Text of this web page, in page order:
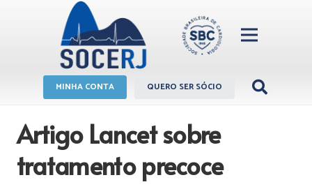
MINHA CONTA QUERO SER SÓCIO
Artigo Lancet sobre
tratamento precoce